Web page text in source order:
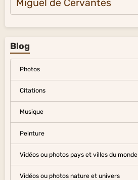
Miguel de Cervantes
Blog
Photos
Citations
Musique
Peinture
Vidéos ou photos pays et villes du monde
Vidéos ou photos nature et univers